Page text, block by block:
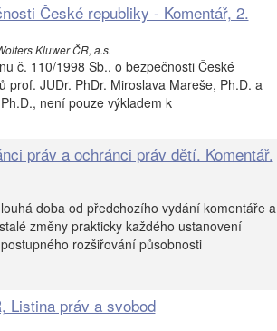
České republiky - Komentář, 2.
Kluwer ČR, a.s.
č. 110/1998 Sb., o bezpečnosti České
prof. JUDr. PhDr. Miroslava Mareše, Ph.D. a
není pouze výkladem k
práv a ochránci práv dětí. Komentář.
doba od předchozího vydání komentáře a
změny prakticky každého ustanovení
rozšiřování působnosti
Listina práv a svobod